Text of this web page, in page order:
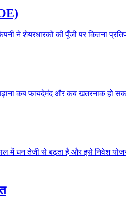
ने शेयरधारकों की पूँजी पर कितना
कब फायदेमंद और कब खतरनाक हो
में धन तेजी से बढ़ता है और इसे निवेश